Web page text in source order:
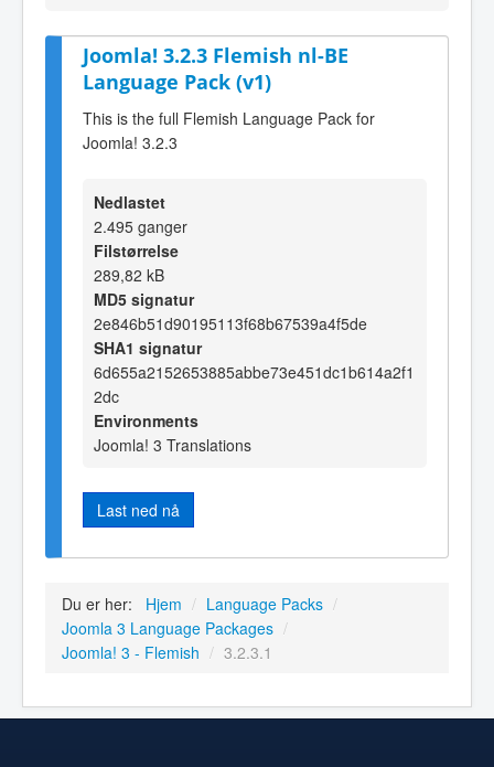
Joomla! 3.2.3 Flemish nl-BE
Language Pack (v1)
This is the full Flemish Language Pack for
Joomla! 3.2.3
Nedlastet
2.495 ganger
Filstørrelse
289,82 kB
MD5 signatur
2e846b51d90195113f68b67539a4f5de
SHA1 signatur
6d655a2152653885abbe73e451dc1b614a2f1
2dc
Environments
Joomla! 3 Translations
Last ned nå
Du er her: Hjem / Language Packs /
Joomla 3 Language Packages /
Joomla! 3 - Flemish / 3.2.3.1